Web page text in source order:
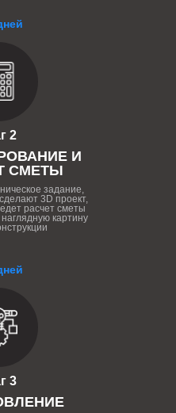
3
2
И
СМЕТЫ
задание,
3D проект,
расчет сметы
картину